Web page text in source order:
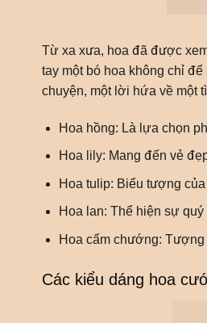
Từ xa xưa, hoa đã được
tay một bó hoa không chỉ
chuyện, một lời hứa về một
Hoa hồng: Là lựa chọn
Hoa lily: Mang đến vẻ
Hoa tulip: Biểu tượng
Hoa lan: Thể hiện sự
Hoa cẩm chướng:
Các kiểu dáng hoa